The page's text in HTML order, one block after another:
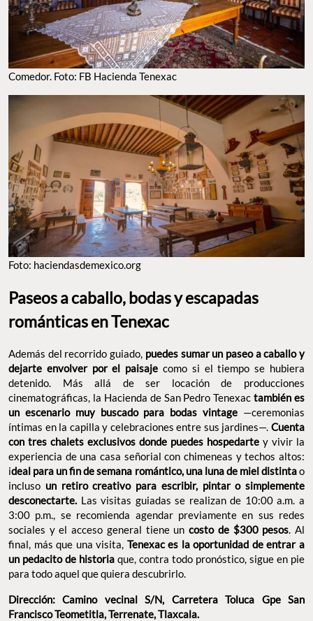
Comedor. Foto: FB Hacienda Tenexac
Foto: haciendasdemexico.org
Paseos a caballo, bodas y escapadas
románticas en Tenexac
Además del recorrido guiado, puedes sumar un paseo a caballo y
dejarte envolver por el paisaje como si el tiempo se hubiera
detenido. Más allá de ser locación de producciones
cinematográficas, la Hacienda de San Pedro Tenexactambién es
un escenario muy buscado para bodas vintage —ceremonias
íntimas en la capilla y celebraciones entre sus jardines—. Cuenta
con tres chalets exclusivos donde puedes hospedarte y vivir la
experiencia de una casa señorial con chimeneas y techos altos:
ideal para un fin de semana romántico, una luna de miel distintao
incluso un retiro creativo para escribir, pintar o simplemente
desconectarte. Las visitas guiadas se realizan de 10:00 a.m. a
3:00 p.m., se recomienda agendar previamente en sus redes
sociales y el acceso general tiene uncosto de $300 pesos . Al
final, más que una visita, Tenexac es la oportunidad de entrar a
un pedacito de historia que, contra todo pronóstico, sigue en pie
para todo aquel que quiera descubrirlo.
Dirección: Camino vecinal S/N, Carretera Toluca Gpe San
Francisco Teometitla, Terrenate, Tlaxcala.